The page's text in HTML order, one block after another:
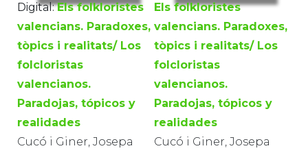
Digital: Els folkloristes
valencians. Paradoxes,
tòpics i realitats/ Los
folcloristas
valencianos.
Paradojas, tópicos y
realidades
Cucó i Giner, Josepa
Els folkloristes
valencians. Paradoxes,
tòpics i realitats/ Los
folcloristas
valencianos.
Paradojas, tópicos y
realidades
Cucó i Giner, Josepa